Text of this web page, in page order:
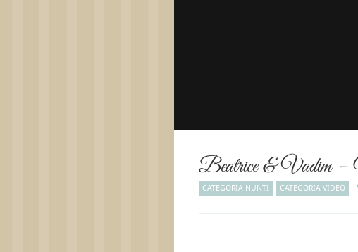
Beatrice & Vadim –
CATEGORIA NUNTI CATEGORIA VIDEO